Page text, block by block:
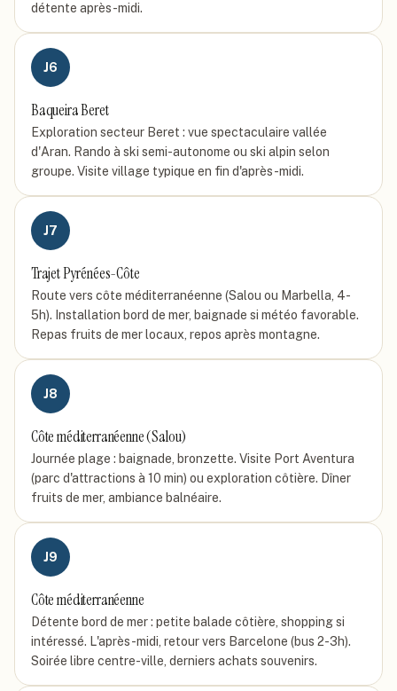
détente après-midi.
J6
Baqueira Beret
Exploration secteur Beret : vue spectaculaire vallée
d'Aran. Rando à ski semi-autonome ou ski alpin selon
groupe. Visite village typique en fin d'après-midi.
J7
Trajet Pyrénées-Côte
Route vers côte méditerranéenne (Salou ou Marbella, 4-
5h). Installation bord de mer, baignade si météo favorable.
Repas fruits de mer locaux, repos après montagne.
J8
Côte méditerranéenne (Salou)
Journée plage : baignade, bronzette. Visite Port Aventura
(parc d'attractions à 10 min) ou exploration côtière. Dîner
fruits de mer, ambiance balnéaire.
J9
Côte méditerranéenne
Détente bord de mer : petite balade côtière, shopping si
intéressé. L'après-midi, retour vers Barcelone (bus 2-3h).
Soirée libre centre-ville, derniers achats souvenirs.